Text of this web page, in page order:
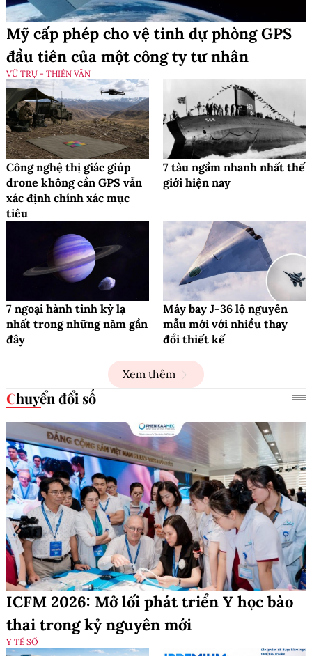
Mỹ cấp phép cho vệ tinh dự phòng GPS
đầu tiên của một công ty tư nhân
VŨ TRỤ - THIÊN VĂN
Công nghệ thị giác giúp
drone không cần GPS vẫn
xác định chính xác mục
tiêu
7 tàu ngầm nhanh nhất thế
giới hiện nay
7 ngoại hành tinh kỳ lạ
nhất trong những năm gần
đây
Máy bay J-36 lộ nguyên
mẫu mới với nhiều thay
đổi thiết kế
Xem thêm
Chuyển đổi số
ICFM 2026: Mở lối phát triển Y học bào
thai trong kỷ nguyên mới
Y TẾ SỐ